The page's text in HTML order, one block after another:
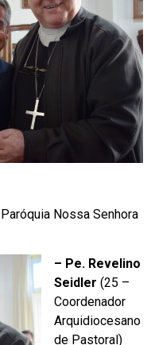
Nossa Senhora
– Pe. Revelino
Seidler (25 –
Coordenador
Arquidiocesano
de Pastoral)